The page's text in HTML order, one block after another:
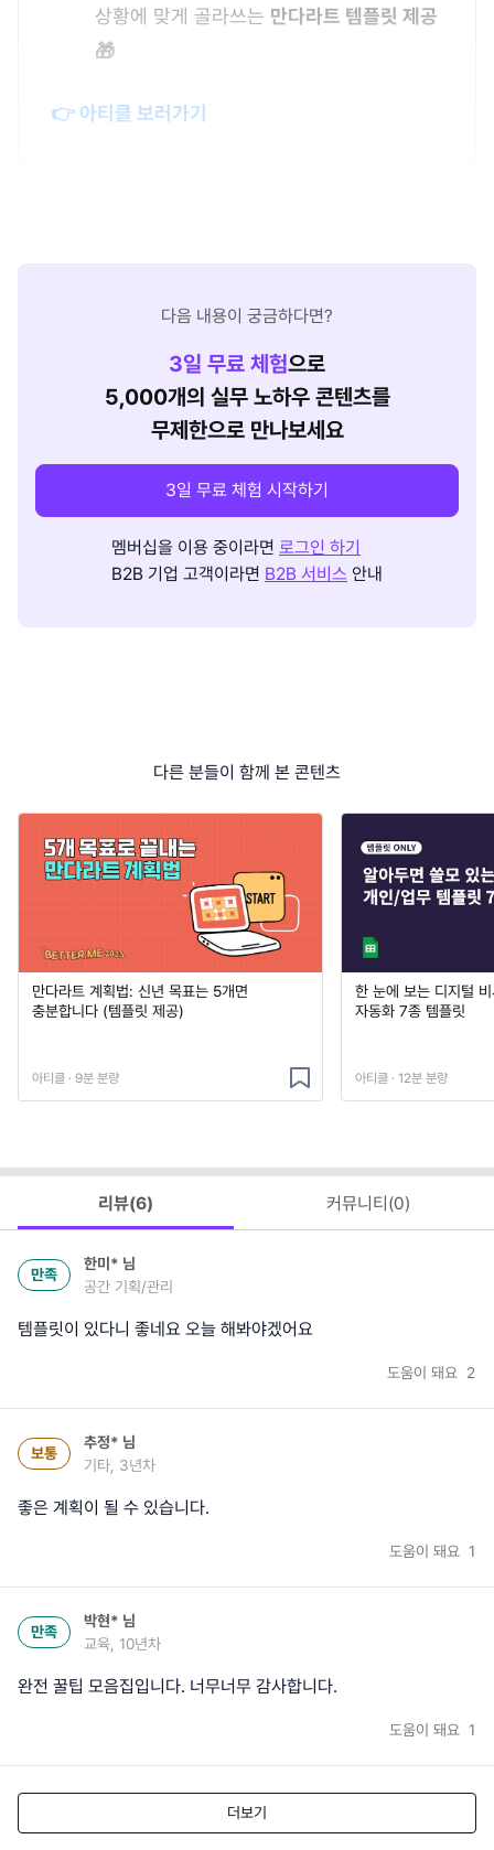
상황에 맞게 골라쓰는 만다라트 템플릿 제공
🎁
👉 아티클 보러가기
다음 내용이 궁금하다면?
3일 무료 체험으로
5,000개의 실무 노하우 콘텐츠를
무제한으로 만나보세요
3일 무료 체험 시작하기
멤버십을 이용 중이라면 로그인 하기
B2B 기업 고객이라면 B2B 서비스 안내
다른 분들이 함께 본 콘텐츠
만다라트 계획법: 신년 목표는 5개면
충분합니다 (템플릿 제공)
아티클 · 9분 분량
한 눈에 보는 디지털
자동화 7종 템플릿
아티클 · 12분 분량
리뷰(6) 커뮤니티(0)
만족
한미* 님
공간 기획/관리
템플릿이 있다니 좋네요 오늘 해봐야겠어요
도움이 돼요 2
보통
추정* 님
기타, 3년차
좋은 계획이 될 수 있습니다.
도움이 돼요 1
만족
박현* 님
교육, 10년차
완전 꿀팁 모음집입니다. 너무너무 감사합니다.
도움이 돼요 1
더보기